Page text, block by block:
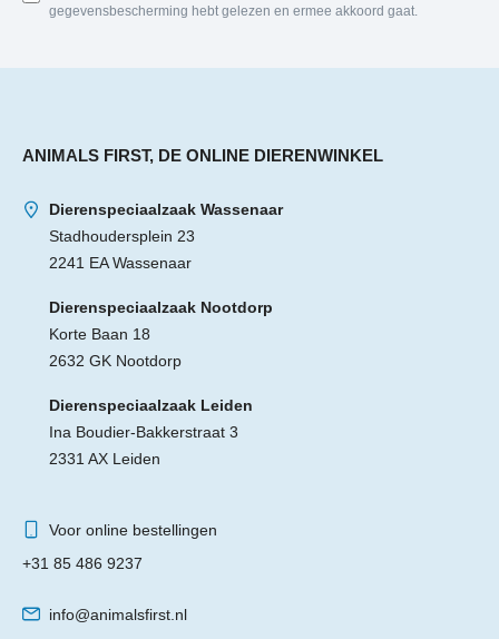
gegevensbescherming hebt gelezen en ermee akkoord gaat.
ANIMALS FIRST, DE ONLINE DIERENWINKEL
Dierenspeciaalzaak Wassenaar
Stadhoudersplein 23
2241 EA Wassenaar
Dierenspeciaalzaak Nootdorp
Korte Baan 18
2632 GK Nootdorp
Dierenspeciaalzaak Leiden
Ina Boudier-Bakkerstraat 3
2331 AX Leiden
Voor online bestellingen
+31 85 486 9237
info@animalsfirst.nl